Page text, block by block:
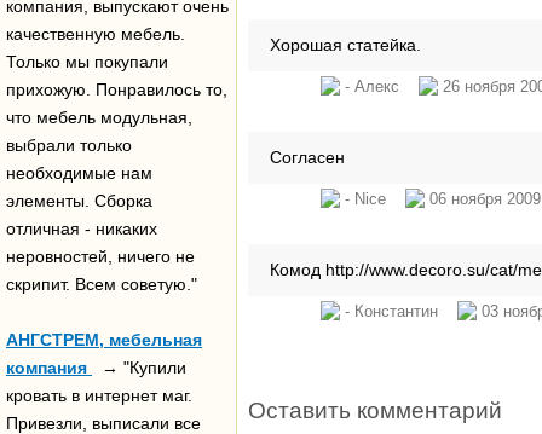
компания, выпускают очень
качественную мебель.
Только мы покупали
прихожую. Понравилось то,
что мебель модульная,
выбрали только
необходимые нам
элементы. Сборка
отличная - никаких
неровностей, ничего не
скрипит. Всем советую."
АНГСТРЕМ, мебельная
компания
→ "Купили
кровать в интернет маг.
Привезли, выписали все
Хорошая статейка.
- Алекс 26 ноября
Согласен
- Nice 06 ноября
Комод http://www.decoro.su/cat/
- Константин 03
Оставить комментарий